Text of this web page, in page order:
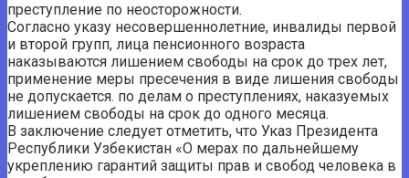
преступление по неосторожности.
Согласно указу несовершеннолетние, инвалиды первой
и второй групп, лица пенсионного возраста
наказываются лишением свободы на срок до трех лет,
применение меры пресечения в виде лишения свободы
не допускается. по делам о преступлениях, наказуемых
лишением свободы на срок до одного месяца.
В заключение следует отметить, что Указ Президента
Республики Узбекистан «О мерах по дальнейшему
укреплению гарантий защиты прав и свобод человека в